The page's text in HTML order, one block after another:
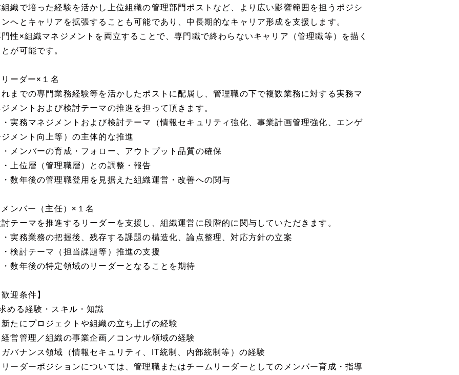
織で培った経験を活かし上位組織の管理部門ポストなど、より広い影響範囲を担うポジシ
へとキャリアを拡張することも可能であり、中長期的なキャリア形成を支援します。
性×組織マネジメントを両立することで、専門職で終わらないキャリア（管理職等）を描く
が可能です。
ーダー×１名
までの専門業務経験等を活かしたポストに配属し、管理職の下で複数業務に対する実務マ
メントおよび検討テーマの推進を担って頂きます。
実務マネジメントおよび検討テーマ（情報セキュリティ強化、事業計画管理強化、エンゲ
メント向上等）の主体的な推進
メンバーの育成・フォロー、アウトプット品質の確保
上位層（管理職層）との調整・報告
数年後の管理職登用を見据えた組織運営・改善への関与
ンバー（主任）×１名
テーマを推進するリーダーを支援し、組織運営に段階的に関与していただきます。
実務業務の把握後、残存する課題の構造化、論点整理、対応方針の立案
検討テーマ（担当課題等）推進の支援
数年後の特定領域のリーダーとなることを期待
迎条件】
める経験・スキル・知識
たにプロジェクトや組織の立ち上げの経験
営管理／組織の事業企画／コンサル領域の経験
バナンス領域（情報セキュリティ、IT統制、内部統制等）の経験
ーダーポジションについては、管理職またはチームリーダーとしてのメンバー育成・指導